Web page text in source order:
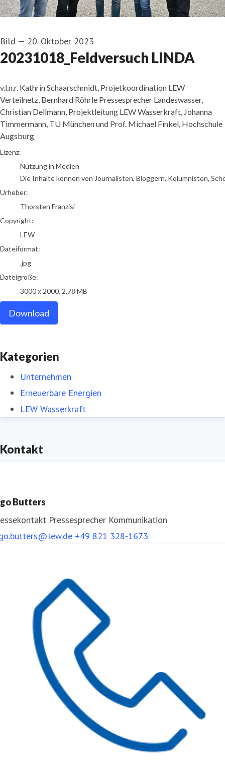
Bild — 20. Oktober 2023
20231018_Feldversuch LINDA
v.l.n.r. Kathrin Schaarschmidt, Projetkoordination LEW
Verteilnetz, Bernhard Röhrle Pressesprecher Landeswasser,
Christian Dellmann, Projektleitung LEW Wasserkraft, Johanna
Timmermann, TU München und Prof. Michael Finkel, Hochschule
Augsburg
Thorsten Franzisi
Lizenz:
Nutzung in Medien
Die Inhalte können von Journalisten, Bloggern, Kolumnisten,
Urheber:
Thorsten Franzisi
Copyright:
LEW
Dateiformat:
.jpg
Dateigröße:
3000 x 2000, 2,78 MB
Download
Kategorien
Unternehmen
Erneuerbare Energien
LEW Wasserkraft
Kontakt
Butters
Pressesprecher Kommunikation
+49 821 328-1673